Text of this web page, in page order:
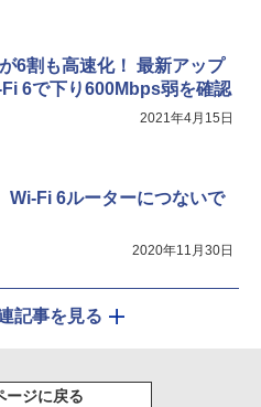
6割も高速化！ 最新アップ
6で下り600Mbps弱を確認
2021年4月15日
Wi-Fi 6ルーターにつないで
2020年11月30日
記事を見る
ージに戻る